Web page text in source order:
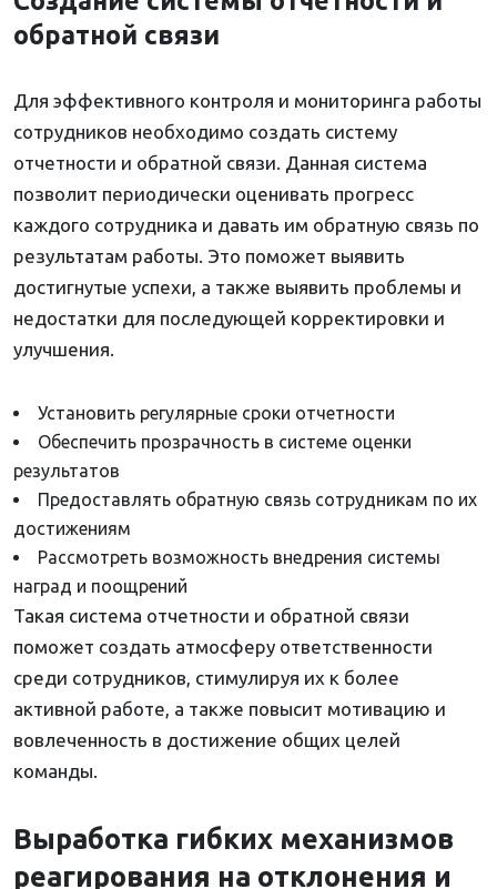
обратной связи
Для эффективного контроля и мониторинга работы
сотрудников необходимо создать систему
отчетности и обратной связи. Данная система
позволит периодически оценивать прогресс
каждого сотрудника и давать им обратную связь по
результатам работы. Это поможет выявить
достигнутые успехи, а также выявить проблемы и
недостатки для последующей корректировки и
улучшения.
Установить регулярные сроки отчетности
Обеспечить прозрачность в системе оценки
результатов
Предоставлять обратную связь сотрудникам по их
достижениям
Рассмотреть возможность внедрения системы
наград и поощрений
Такая система отчетности и обратной связи
поможет создать атмосферу ответственности
среди сотрудников, стимулируя их к более
активной работе, а также повысит мотивацию и
вовлеченность в достижение общих целей
команды.
Выработка гибких механизмов
реагирования на отклонения и